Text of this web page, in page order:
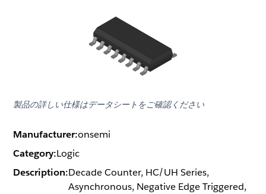
製品の詳しい仕様はデータシートをご確認ください
Manufacturer:onsemi
Category:Logic
Description:Decade Counter, HC/UH Series,
Asynchronous, Negative Edge Triggered,